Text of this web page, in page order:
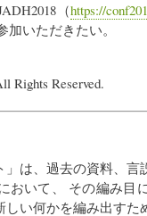
（https://
いただきたい。
Rights Reserved.
は、過去の資料、言
おいて、 その編み目
い何かを編み出す